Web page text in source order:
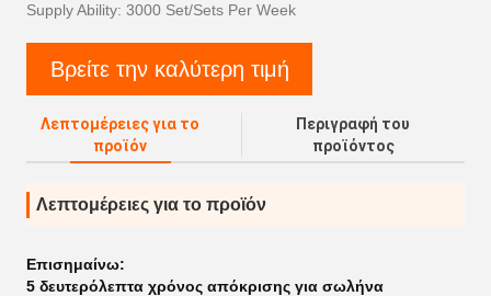
Supply Ability: 3000 Set/Sets Per Week
Βρείτε την καλύτερη τιμή
Λεπτομέρειες για το
προϊόν
Περιγραφή του
προϊόντος
Λεπτομέρειες για το προϊόν
Επισημαίνω:
5 δευτερόλεπτα χρόνος απόκρισης για σωλήνα